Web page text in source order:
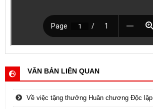
VĂN BẢN LIÊN QUAN
Về việc tặng thưởng Huân chương Độc lập